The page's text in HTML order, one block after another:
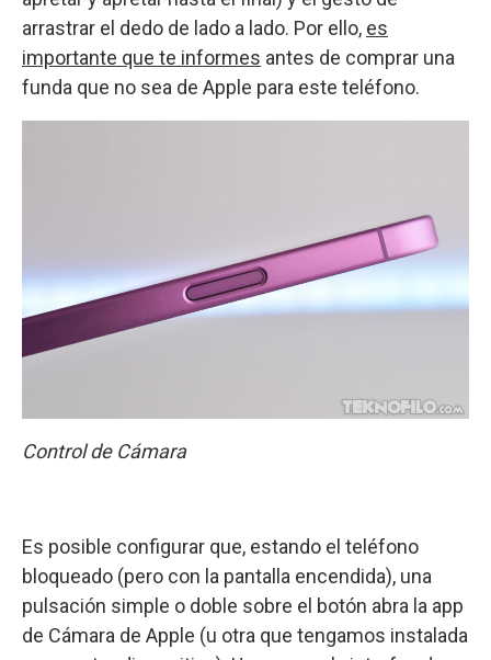
arrastrar el dedo de lado a lado. Por ello, es
importante que te informes antes de comprar una
funda que no sea de Apple para este teléfono.
Control de Cámara
Es posible configurar que, estando el teléfono
bloqueado (pero con la pantalla encendida), una
pulsación simple o doble sobre el botón abra la app
de Cámara de Apple (u otra que tengamos instalada